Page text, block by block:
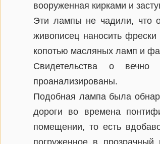
вооруженная кирками и
Эти лампы не чадили, что
живописец наносить
копотью масляных ламп и
Свидетельства о
проанализированы.
Подобная лампа была
дороги во времена
помещении, то есть
погруженное в